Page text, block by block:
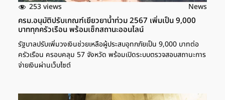
253 views News
ครม.อนุมัติปรับเกณฑ์เยียวยาน้ำท่วม 2567 เพิ่มเป็น 9,000
บาททุกครัวเรือน พร้อมเช็กสถานะออนไลน์
รัฐบาลปรับเพิ่มวงเงินช่วยเหลือผู้ประสบอุทกภัยเป็น 9,000 บาทต่อ
ครัวเรือน ครอบคลุม 57 จังหวัด พร้อมเปิดระบบตรวจสอบสถานะการ
จ่ายเงินผ่านเว็บไซต์